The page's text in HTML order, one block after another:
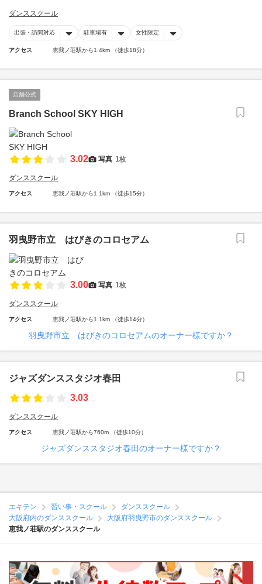
ダンススクール
出張・訪問対応 駐車場有 女性限定
アクセス 恵我ノ荘駅から1.4km （徒歩18分）
店舗公式
Branch School SKY HIGH
3.02 写真 1枚
ダンススクール
アクセス 恵我ノ荘駅から1.1km （徒歩15分）
羽曳野市立 はびきのコロセアム
3.00 写真 1枚
ダンススクール
アクセス 恵我ノ荘駅から1.1km （徒歩14分）
羽曳野市立 はびきのコロセアムのオーナー様ですか？
ジャズダンススタジオ春田
3.03
ダンススクール
アクセス 恵我ノ荘駅から760m （徒歩10分）
ジャズダンススタジオ春田のオーナー様ですか？
エキテン 習い事・スクール
ダンススクール
大阪府内のダンススクール
大阪府羽曳野市のダンススクール
恵我ノ荘駅のダンススクール